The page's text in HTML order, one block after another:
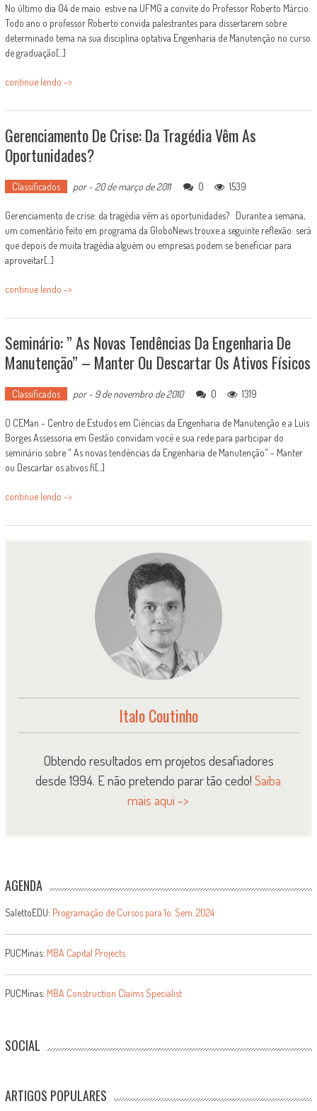
No último dia 04 de maio estive na UFMG a convite do Professor Roberto Márcio.
Todo ano o professor Roberto convida palestrantes para dissertarem sobre
determinado tema na sua disciplina optativa Engenharia de Manutenção no curso
de graduação[...]
continue lendo ->
Gerenciamento De Crise: Da Tragédia Vêm As
Oportunidades?
Classificados por-20 de março de 2011 0 1539
Gerenciamento de crise: da tragédia vêm as oportunidades? Durante a semana,
um comentário feito em programa da GloboNews trouxe a seguinte reflexão: será
que depois de muita tragédia alguém ou empresas podem se beneficiar para
aproveitar[...]
continue lendo ->
Seminário: ” As Novas Tendências Da Engenharia De
Manutenção” – Manter Ou Descartar Os Ativos Físicos
Classificados por- 9 de novembro de 2010 0 1319
O CEMan - Centro de Estudos em Ciências da Engenharia de Manutenção e a Luis
Borges Assessoria em Gestão convidam você e sua rede para participar do
seminário sobre " As novas tendências da Engenharia de Manutenção" - Manter
ou Descartar os ativos fí[...]
continue lendo ->
Italo Coutinho
Obtendo resultados em projetos desafiadores
desde 1994. E não pretendo parar tão cedo!Saiba
mais aqui ->
AGENDA
SalettoEDU: Programação de Cursos para 1o. Sem. 2024
PUCMinas: MBA Capital Projects
PUCMinas: MBA Construction Claims Specialist
SOCIAL
ARTIGOS POPULARES